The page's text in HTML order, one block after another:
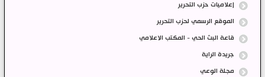
إعلاميات حزب التحرير
الموقع الرسمي لحزب التحرير
قاعة البث الحي - المكتب الاعلامي
جريدة الراية
مجلة الوعي